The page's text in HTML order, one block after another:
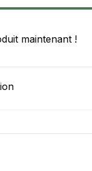
maintenant !